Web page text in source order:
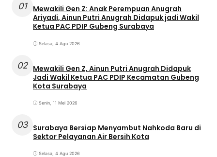
01
Mewakili Gen Z: Anak Perempuan Anugrah
Ariyadi, Ainun Putri Anugrah Didapuk jadi Wakil
Ketua PAC PDIP Gubeng Surabaya
Selasa, 4 Agu 2026
02 Mewakili Gen Z, Ainun Putri Anugrah Didapuk
Jadi Wakil Ketua PAC PDIP Kecamatan Gubeng
Kota Surabaya
Senin, 11 Mei 2026
03 Surabaya Bersiap Menyambut Nahkoda Baru di
Sektor Pelayanan Air Bersih Kota
Selasa, 4 Agu 2026